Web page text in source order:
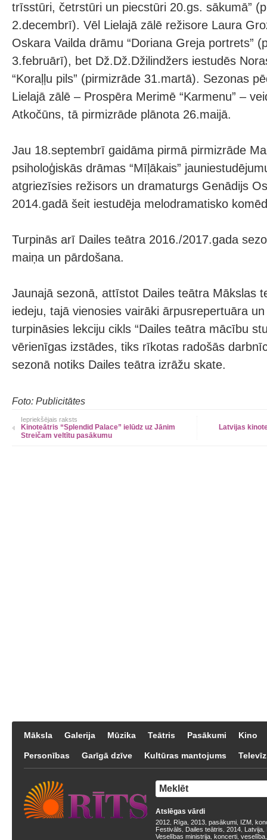
trīsstūri, četrstūri un piecstūri 20.gs. sākumā”
2.decembrī). Vēl Lielajā zālē režisore Laura
Oskara Vailda drāmu “Doriana Greja portrets”
3.februārī), bet Dž.Dž.Džilindžers iestudēs
“Koraļļu pils” (pirmizrāde 31.martā). Sezonas
Lielajā zālē – Prospēra Merimē “Karmenu” –
Atkočūns, tā pirmizrāde plānota 26.maijā.
Jau 18.septembrī gaidāma pirmā pirmizrāde
psiholoģiskās drāmas “Mīļākais”
atgriezīsies režisors un dramaturgs Genādijs
2014.gadā šeit iestudēja melodramatisko
Turpinās arī Dailes teātra 2016./2017.gada
maiņa un pārdošana.
Jaunajā sezonā, attīstot Dailes teātra Mākslas
iedeju, tajā vienosies vairāki ārpusrepertuāra
turpināsies lekciju cikls “Dailes teātra mācību
vērienīgas izstādes, tiks rīkotas radošās
sezonā notiks Dailes teātra izrāžu skate.
Foto: Publicitātes
Iepriekšējais raksts
Kinoteātris “Splendid Palace” ielūdz uz Jānim
Streičam veltītu pasākumu
Latvijas
Māksla Galerija Mūzika Teātris Pasākumi Kino
Personības Garīgā dzīve Kultūras mantojums
Atslēgas vārdi
2012 Rīga 2013 pasākumi IZM
Festivāls
Dailes teātris 2014 Latvija
Veselības ministrija koncerti veselība